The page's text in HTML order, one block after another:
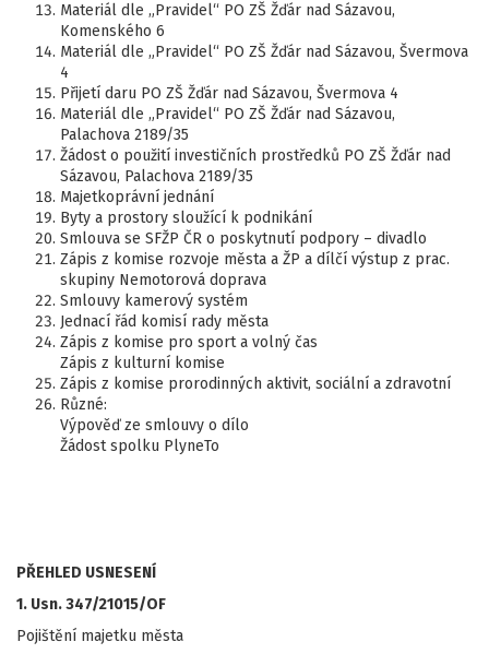
Materiál dle „Pravidel“ PO ZŠ Žďár nad Sázavou,
Komenského 6
Materiál dle „Pravidel“ PO ZŠ Žďár nad Sázavou, Švermova
4
Přijetí daru PO ZŠ Žďár nad Sázavou, Švermova 4
Materiál dle „Pravidel“ PO ZŠ Žďár nad Sázavou,
Palachova 2189/35
Žádost o použití investičních prostředků PO ZŠ Žďár nad
Sázavou, Palachova 2189/35
Majetkoprávní jednání
Byty a prostory sloužící k podnikání
Smlouva se SFŽP ČR o poskytnutí podpory – divadlo
Zápis z komise rozvoje města a ŽP a dílčí výstup z prac.
skupiny Nemotorová doprava
Smlouvy kamerový systém
Jednací řád komisí rady města
Zápis z komise pro sport a volný čas
Zápis z kulturní komise
Zápis z komise prorodinných aktivit, sociální a zdravotní
Různé:
Výpověď ze smlouvy o dílo
Žádost spolku PlyneTo
PŘEHLED USNESENÍ
1. Usn. 347/21015/OF
Pojištění majetku města